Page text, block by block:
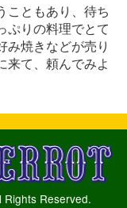
こともあり、待ち
ぷりの料理でとて
み焼きなどが売り
来て、頼んでみよ
Rights Reserved.